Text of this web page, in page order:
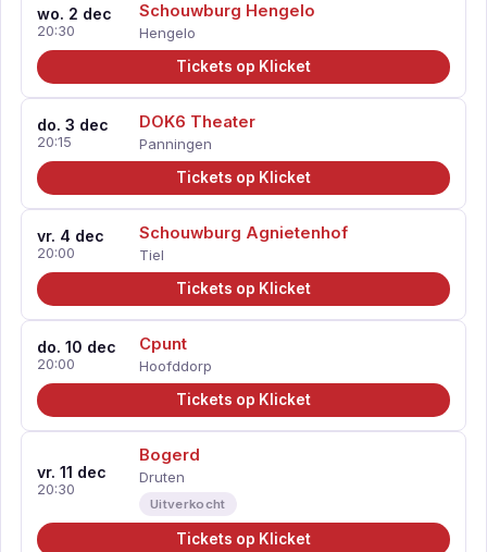
wo. 2 dec
20:30
Schouwburg Hengelo
Hengelo
Tickets op Klicket
do. 3 dec
20:15
DOK6 Theater
Panningen
Tickets op Klicket
vr. 4 dec
20:00
Schouwburg Agnietenhof
Tiel
Tickets op Klicket
do. 10 dec
20:00
Cpunt
Hoofddorp
Tickets op Klicket
vr. 11 dec
20:30
Bogerd
Druten
Uitverkocht
Tickets op Klicket